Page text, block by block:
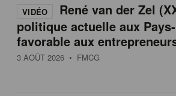
VIDÉO
René van der Zel
politique actuelle aux
favorable aux
3 AOÛT 2026 • FMCG